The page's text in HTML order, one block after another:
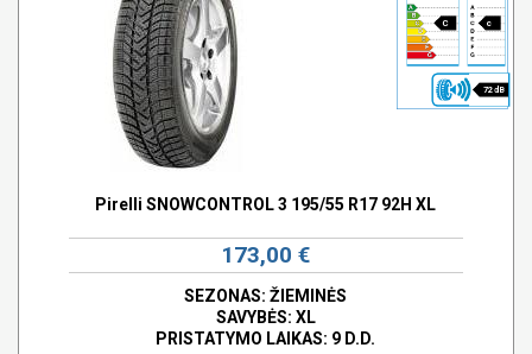
C c
72 dB
Pirelli SNOWCONTROL 3 195/55 R17 92H XL
173,00 €
SEZONAS: ŽIEMINĖS
SAVYBĖS: XL
PRISTATYMO LAIKAS: 9 D.D.